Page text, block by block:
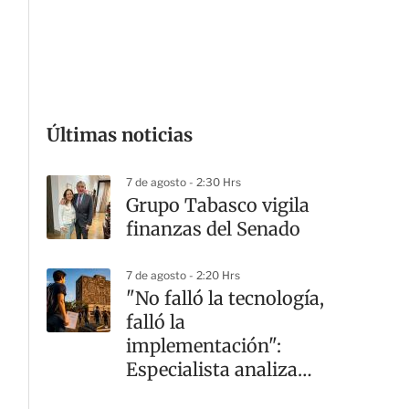
Últimas noticias
7 de agosto - 2:30 Hrs
Grupo Tabasco vigila
finanzas del Senado
7 de agosto - 2:20 Hrs
"No falló la tecnología,
falló la
implementación":
Especialista analiza